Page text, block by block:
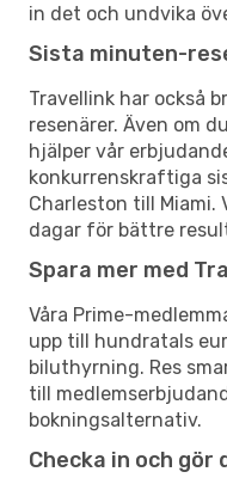
in det och undvika
Sista minuten-
Travellink har också
resenärer. Även om
hjälper vår
konkurrenskraftiga
Charleston till Miami.
dagar för bättre
Spara mer med
Våra Prime-
upp till hundratals
biluthyrning. Res
till
bokningsalternativ.
Checka in och gör